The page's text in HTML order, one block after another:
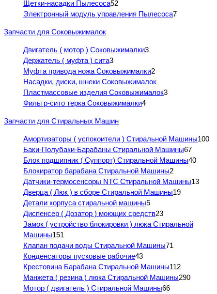
Щетки-насадки Пылесоса52
Электронный модуль управления Пылесоса7
Запчасти для Соковыжималок
Двигатель ( мотор ) Соковыжималки3
Держатель ( муфта ) сита3
Муфта привода ножа Соковыжималки2
Насадки, диски, шнеки Соковыжималок
Пластмассовые изделия Соковыжималок3
Фильтр-сито терка Соковыжималки4
Запчасти для Стиральных Машин
Амортизаторы ( успокоители ) Стиральной Машины100
Баки-Полубаки-Барабаны Стиральной Машины67
Блок подшипник ( Суппорт) Стиральной Машины40
Блокиратор барабана Стиральной Машины2
Датчики-термосенсоры NTC Стиральной Машины13
Дверца ( Люк ) в сборе Стиральной Машины19
Детали корпуса стиральной машины5
Диспенсер ( Дозатор ) моющих средств23
Замок ( устройство блокировки ) люка Стиральной
Машины151
Клапан подачи воды Стиральной Машины71
Конденсаторы пусковые рабочие43
Крестовина Барабана Стиральной Машины112
Манжета ( резина ) люка Стиральной Машины290
Мотор ( двигатель ) Стиральной Машины66